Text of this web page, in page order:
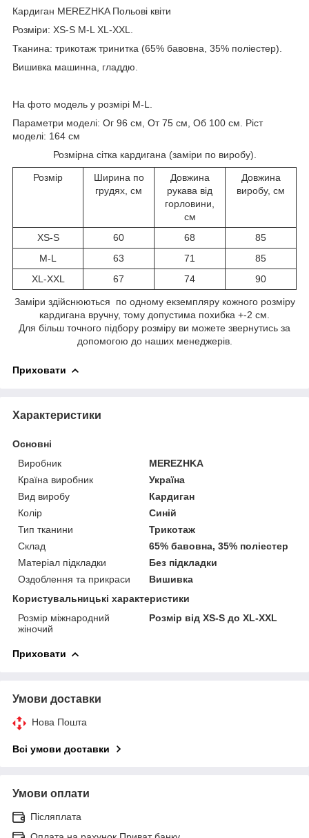
Кардиган MEREZHKA Польові квіти
Розміри: XS-S M-L XL-XXL.
Тканина: трикотаж тринитка (65% бавовна, 35% поліестер).
Вишивка машинна, гладдю.
На фото модель у розмірі M-L.
Параметри моделі: Ог 96 см, От 75 см, Об 100 см. Ріст
моделі: 164 см
Розмірна сітка кардигана (заміри по виробу).
Розмір
Ширина по
грудях, см
Довжина
рукава від
горловини,
см
Довжина
виробу, см
XS-S 60 68
85
M-L
63 71
85
XL-XXL
67 74 90
Заміри здійснюються по одному екземпляру кожного розміру
кардигана вручну, тому допустима похибка +-2 см.
Для більш точного підбору розміру ви можете звернутись за
допомогою до наших менеджерів.
Приховати
Характеристики
Основні
Виробник
MEREZHKA
Країна виробник
Україна
Вид виробу
Кардиган
Колір
Синій
Тип тканини
Трикотаж
Склад
65% бавовна, 35% поліестер
Матеріал підкладки
Без підкладки
Оздоблення та прикраси
Вишивка
Користувальницькі характеристики
Розмір міжнародний
жіночий
Розмір від XS-S до XL-XXL
Приховати
Умови доставки
Нова Пошта
Всі умови доставки
Умови оплати
Післяплата